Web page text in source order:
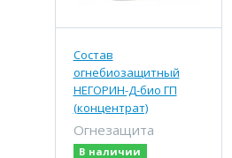
Состав
огнебиозащитный
НЕГОРИН-Д-био ГП
(концентрат)
Огнезащита
В наличии